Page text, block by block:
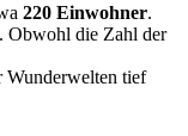
220 Einwohner.
Obwohl die Zahl der
Wunderwelten tief